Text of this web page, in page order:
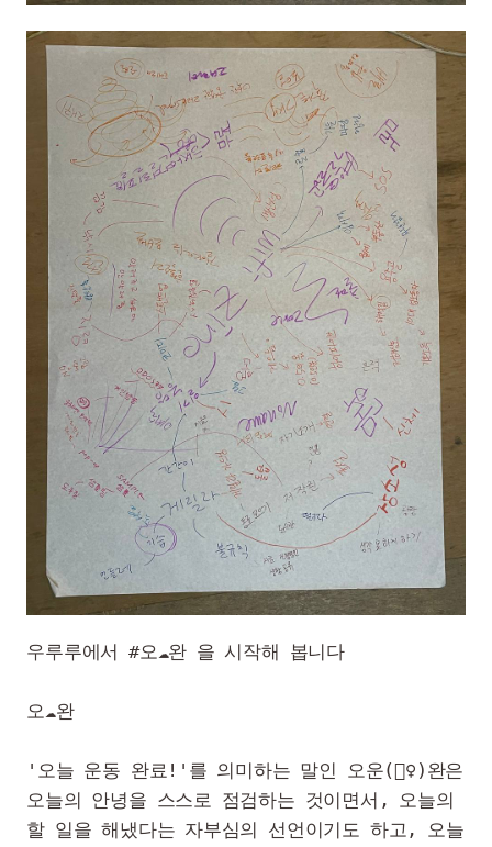
우루루에서 #오☁️완 을 시작해 봅니다
오☁️완
'오늘 운동 완료!'를 의미하는 말인 오운(🏃‍♀️)완은
오늘의 안녕을 스스로 점검하는 것이면서, 오늘의
할 일을 해냈다는 자부심의 선언이기도 하고, 오늘